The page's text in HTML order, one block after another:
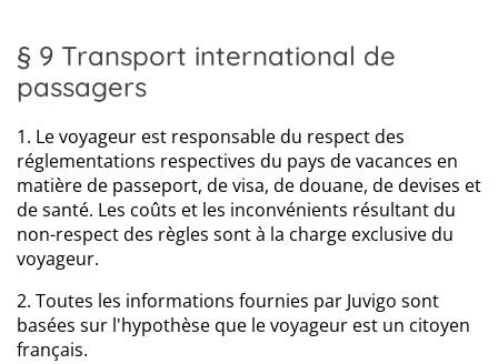
§ 9 Transport international de
passagers
1. Le voyageur est responsable du respect des
réglementations respectives du pays de vacances en
matière de passeport, de visa, de douane, de devises et
de santé. Les coûts et les inconvénients résultant du
non-respect des règles sont à la charge exclusive du
voyageur.
2. Toutes les informations fournies par Juvigo sont
basées sur l'hypothèse que le voyageur est un citoyen
français.